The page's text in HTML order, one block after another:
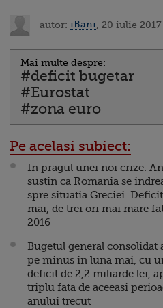
autor: iBani , 20 iulie
Mai multe despre:
#deficit bugetar
#Eurostat
#zona euro
Pe acelasi subiect:
In pragul unei noi crize.
sustin ca Romania se
spre situatia Greciei.
mai, de trei ori mai mare
2016
Bugetul general consolidat
pe minus in luna mai, cu
deficit de 2,2 miliarde lei,
triplu fata de aceeasi
anului trecut